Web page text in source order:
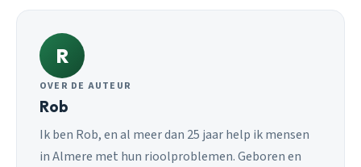
R
OVER DE AUTEUR
Rob
Ik ben Rob, en al meer dan 25 jaar help ik mensen
in Almere met hun rioolproblemen. Geboren en